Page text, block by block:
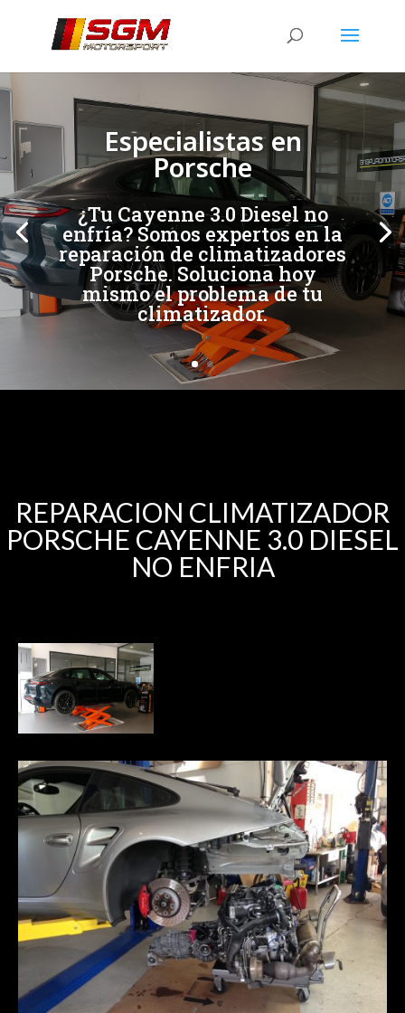
Especialistas en
Porsche
¿Tu Cayenne 3.0 Diesel no
enfría? Somos expertos en la
reparación de climatizadores
Porsche. Soluciona hoy
mismo el problema de tu
climatizador.
REPARACION CLIMATIZADOR
PORSCHE CAYENNE 3.0 DIESEL
NO ENFRIA